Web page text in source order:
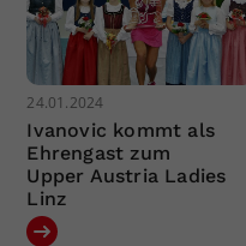
24.01.2024
Ivanovic kommt als
Ehrengast zum
Upper Austria Ladies
Linz